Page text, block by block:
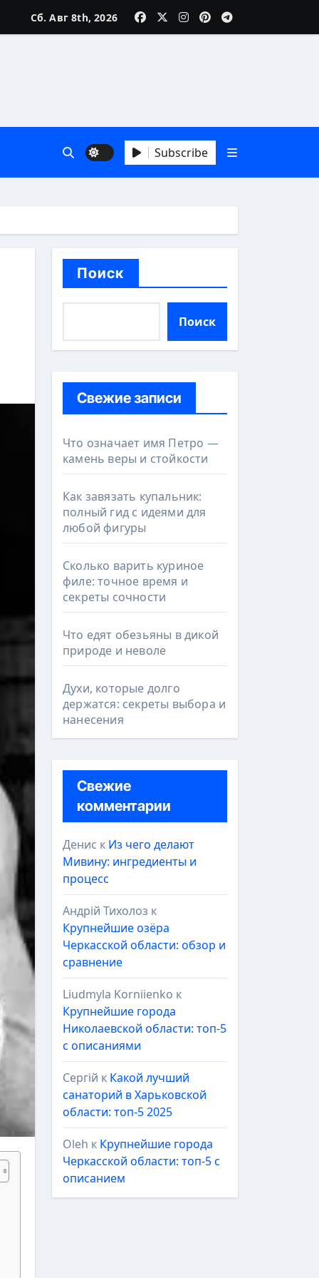
Сб. Авг 8th, 2026
Subscribe
Поиск
Поиск
Свежие записи
Что означает имя Петро —
камень веры и стойкости
Как завязать купальник:
полный гид с идеями для
любой фигуры
Сколько варить куриное
филе: точное время и
секреты сочности
Что едят обезьяны в дикой
природе и неволе
Духи, которые долго
держатся: секреты выбора и
нанесения
Свежие
комментарии
Денис к Из чего делают
Мивину: ингредиенты и
процесс
Андрій Тихолоз к
Крупнейшие озёра
Черкасской области: обзор и
сравнение
Liudmyla Korniienko к
Крупнейшие города
Николаевской области: топ-5
с описаниями
Сергій к Какой лучший
санаторий в Харьковской
области: топ-5 2025
Oleh к Крупнейшие города
Черкасской области: топ-5 с
описанием